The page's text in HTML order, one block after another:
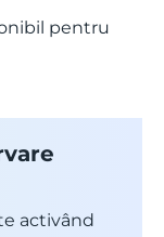
pentru
activând